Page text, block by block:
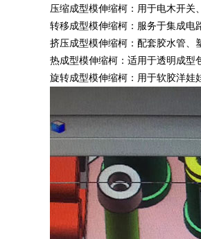
压缩成型模伸缩柯：用于电木开关
转移成型模伸缩柯：服务于集成电
挤压成型模伸缩柯：配套胶水管、
热成型模伸缩柯：适用于透明成型
旋转成型模伸缩柯：用于软胶洋娃